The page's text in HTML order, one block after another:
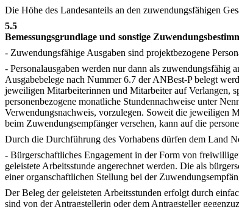
Die Höhe des Landesanteils an den zuwendungsfähigen
5.5
Bemessungsgrundlage und sonstige
- Zuwendungsfähige Ausgaben sind projektbezogene
- Personalausgaben werden nur dann als zuwendungsfähig
Ausgabebelege nach Nummer 6.7 der ANBest-P belegt
jeweiligen Mitarbeiterinnen und Mitarbeiter auf Verlangen,
personenbezogene monatliche Stundennachweise unter
Verwendungsnachweis, vorzulegen. Soweit die jeweiligen
beim Zuwendungsempfänger versehen, kann auf die
Durch die Durchführung des Vorhabens dürfen dem Land
- Bürgerschaftliches Engagement in der Form von
geleistete Arbeitsstunde angerechnet werden. Die als
einer organschaftlichen Stellung bei der
Der Beleg der geleisteten Arbeitsstunden erfolgt durch
sind von der Antragstellerin oder dem Antragsteller